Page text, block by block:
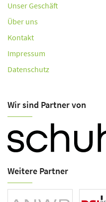
Unser Geschäft
Über uns
Kontakt
Impressum
Datenschutz
Wir sind Partner von
Weitere Partner